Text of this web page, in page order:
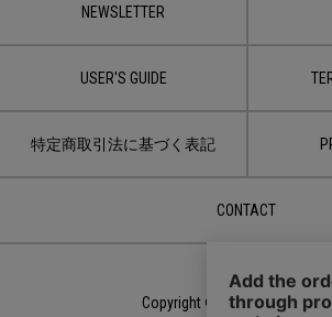
NEWSLETTER
USER'S GUIDE
特定商取引法に基づく表記
CONTACT
Copyright © 2020 LDH JAPAN